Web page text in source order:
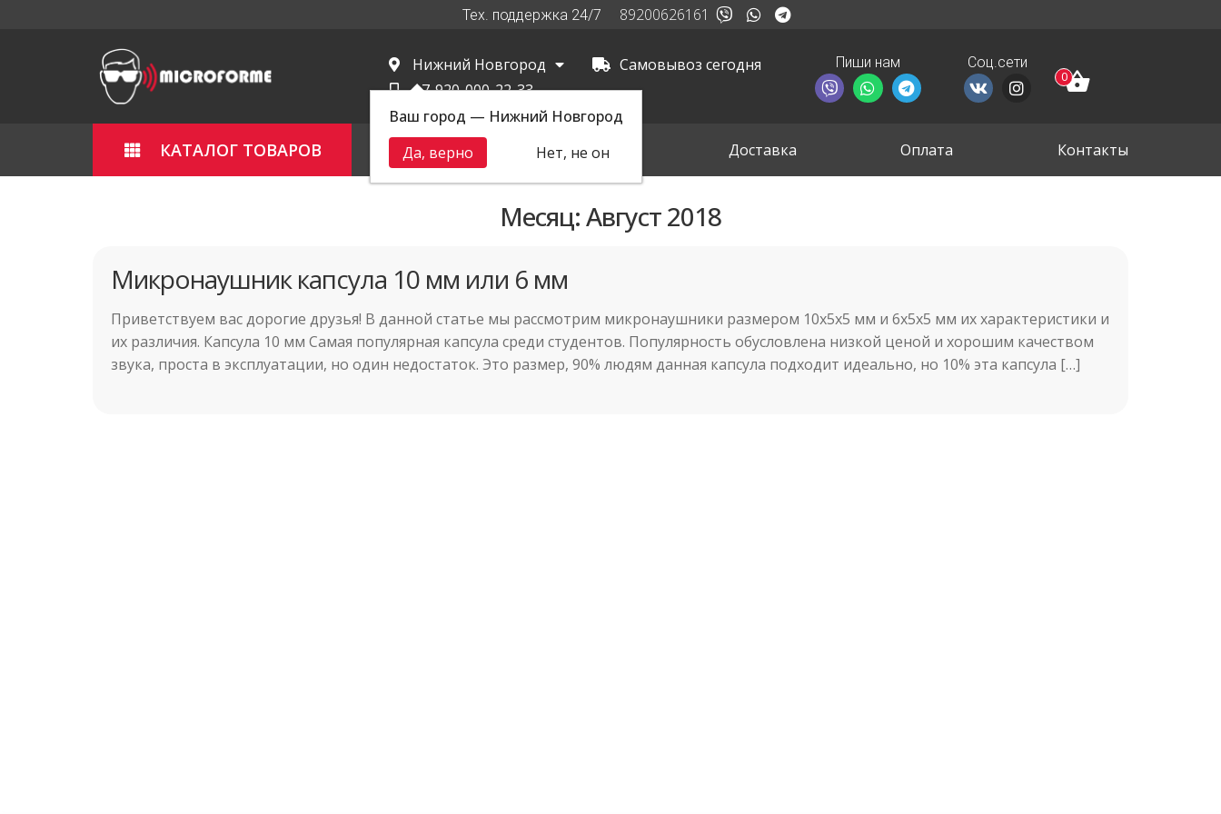
Тех. поддержка 24/7 89200626161
Нижний Новгород
Ваш город — Нижний Новгород
Да, верно
Нет, не он
Самовывоз сегодня
+7-920-000-22-33
Пиши нам Соц.сети
0
КАТАЛОГ ТОВАРОВ Главная Самовывоз Доставка Оплата Контакты
Месяц:Август 2018
Микронаушник капсула 10 мм или 6 мм
Приветствуем вас дорогие друзья! В данной статье мы рассмотрим микронаушники размером 10х5х5 мм и 6х5х5 мм их характеристики и
их различия. Капсула 10 мм Самая популярная капсула среди студентов. Популярность обусловлена низкой ценой и хорошим качеством
звука, проста в эксплуатации, но один недостаток. Это размер, 90% людям данная капсула подходит идеально, но 10% эта капсула […]